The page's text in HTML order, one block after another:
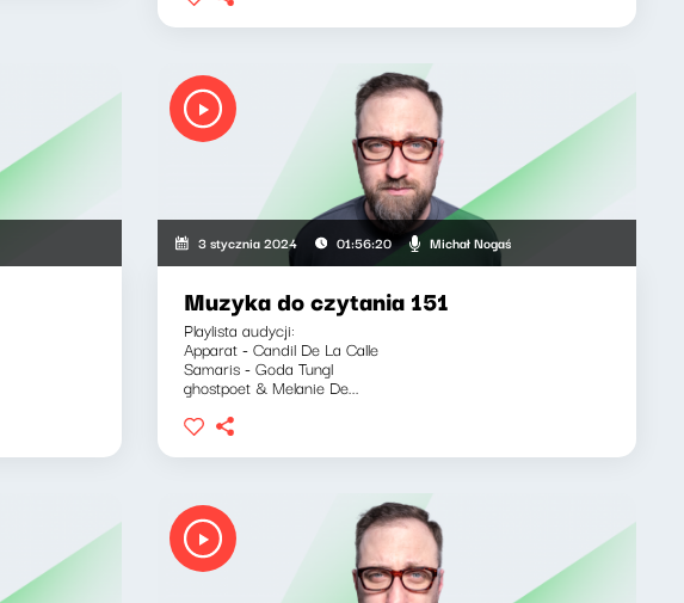
3 stycznia 2024 01:56:20 Michał Nogaś
Muzyka do czytania 151
Playlista audycji:
Apparat - Candil De La Calle
Samaris - Goda Tungl
ghostpoet & Melanie De...